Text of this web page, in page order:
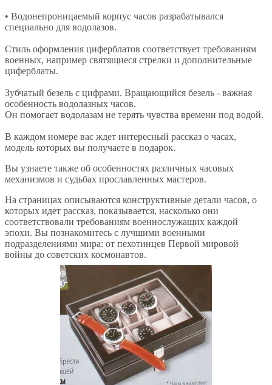
• Водонепроницаемый корпус часов разрабатывался
специально для водолазов.
Стиль оформления циферблатов соответствует требованиям
военных, например святящиеся стрелки и дополнительные
циферблаты.
Зубчатый безель с цифрами. Вращающийся безель - важная
особенность водолазных часов.
Он помогает водолазам не терять чувства времени под водой.
В каждом номере вас ждет интересный рассказ о часах,
модель которых вы получаете в подарок.
Вы узнаете также об особенностях различных часовых
механизмов и судьбах прославленных мастеров.
На страницах описываются конструктивные детали часов, о
которых идет рассказ, показывается, насколько они
соответствовали требованиям военнослужащих каждой
эпохи. Вы познакомитесь с лучшими военными
подразделениями мира: от пехотинцев Первой мировой
войны до советских космонавтов.